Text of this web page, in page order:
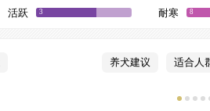
活跃 3 耐寒 8
养犬建议 适合人